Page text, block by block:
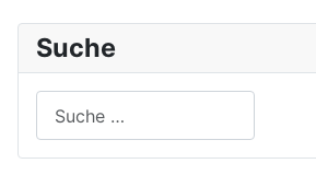
Suche